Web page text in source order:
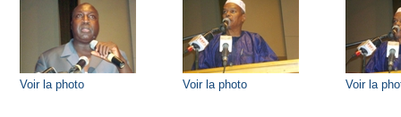
Voir la photo Voir la photo Voir la